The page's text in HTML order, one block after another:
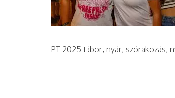
PT 2025 tábor, nyár,